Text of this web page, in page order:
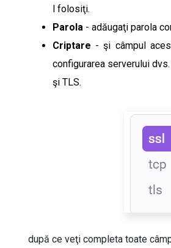
l folosiţi.
Parola - adăugaţi parola
Criptare - şi câmpul
configurarea serverului
şi TLS.
după ce veţi completa toate